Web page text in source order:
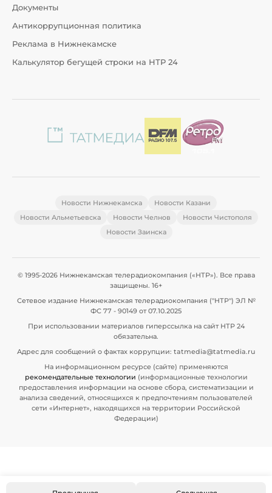
Документы
Антикоррупционная политика
Реклама в Нижнекамске
Калькулятор бегущей строки на НТР 24
Новости Нижнекамска
Новости Казани
Новости Альметьевска
Новости Челнов
Новости Чистополя
Новости Заинска
© 1995-2026 Нижнекамская телерадиокомпания («НТР»). Все права
защищены. 16+
Сетевое издание Нижнекамская телерадиокомпания ("НТР") ЭЛ №
ФС 77 - 90149 от 07.10.2025
При использовании материалов гиперссылка на сайт НТР 24
обязательна.
Адрес для сообщений о фактах коррупции: tatmedia@tatmedia.ru
На информационном ресурсе (сайте) применяются
рекомендательные технологии (информационные технологии
предоставления информации на основе сбора, систематизации и
анализа сведений, относящихся к предпочтениям пользователей
сети «Интернет», находящихся на территории Российской
Федерации)